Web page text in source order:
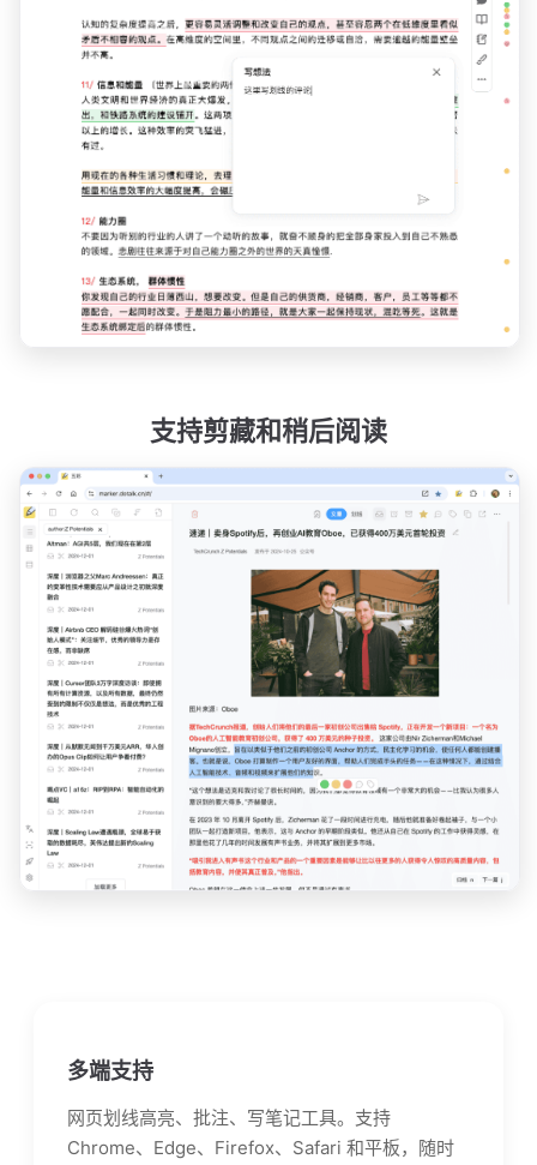
支持剪藏和稍后阅读
多端支持
网页划线高亮、批注、写笔记工具。支持
Chrome、Edge、Firefox、Safari 和平板，随时